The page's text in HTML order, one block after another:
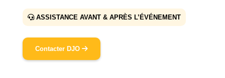
ASSISTANCE AVANT & APRÈS L’ÉVÉNEMENT
Contacter DJO